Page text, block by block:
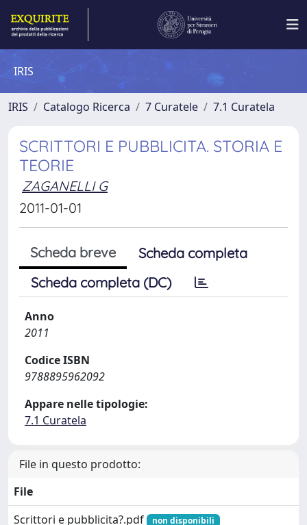
IRIS
IRIS Catalogo Ricerca 7 Curatele 7.1 Curatela
SCRITTORI E PUBBLICITA. STORIA E
TEORIE
ZAGANELLI G
2011-01-01
Scheda breve
Scheda completa
Scheda completa (DC)
Anno
2011
Codice ISBN
9788895962092
Appare nelle tipologie:
7.1 Curatela
File in questo prodotto:
File
Scrittori e pubblicita?.pdf
non disponibili